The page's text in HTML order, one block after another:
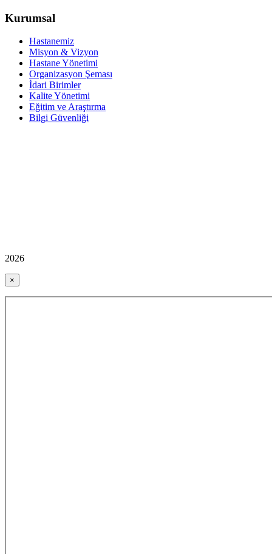
Kurumsal
Hastanemiz
Misyon & Vizyon
Hastane Yönetimi
Organizasyon Şeması
İdari Birimler
Kalite Yönetimi
Eğitim ve Araştırma
Bilgi Güvenliği
2026
×